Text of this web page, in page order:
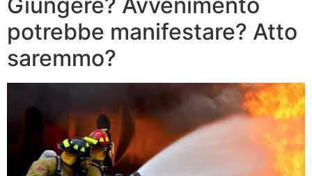
potrebbe manifestare? Atto
saremmo?